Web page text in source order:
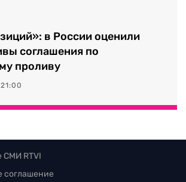
в России оценили
соглашения по
проливу
СМИ RTVI
соглашение